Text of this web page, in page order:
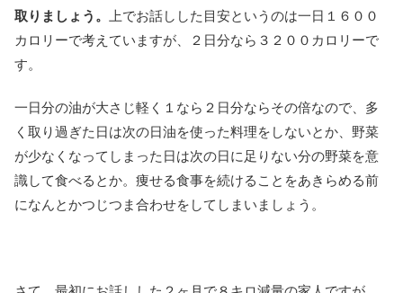
取りましょう。
上でお話しした目安というのは一日１６００
カロリーで考えていますが、２日分なら３２００カロリーで
す。
一日分の油が大さじ軽く１なら２日分ならその倍なので、多
く取り過ぎた日は次の日油を使った料理をしないとか、野菜
が少なくなってしまった日は次の日に足りない分の野菜を意
識して食べるとか。痩せる食事を続けることをあきらめる前
になんとかつじつま合わせをしてしまいましょう。